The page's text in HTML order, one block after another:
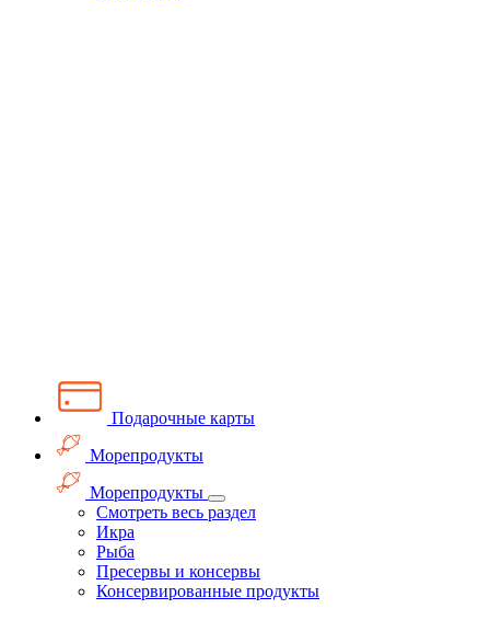
Подарочные карты
Морепродукты
Морепродукты
Смотреть весь раздел
Икра
Рыба
Пресервы и консервы
Консервированные продукты